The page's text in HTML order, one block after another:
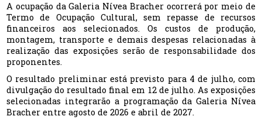
A ocupação da Galeria Nívea Bracher ocorrerá por meio de
Termo de Ocupação Cultural, sem repasse de recursos
financeiros aos selecionados. Os custos de produção,
montagem, transporte e demais despesas relacionadas à
realização das exposições serão de responsabilidade dos
proponentes.
O resultado preliminar está previsto para 4 de julho, com
divulgação do resultado final em 12 de julho. As exposições
selecionadas integrarão a programação da Galeria Nívea
Bracher entre agosto de 2026 e abril de 2027.